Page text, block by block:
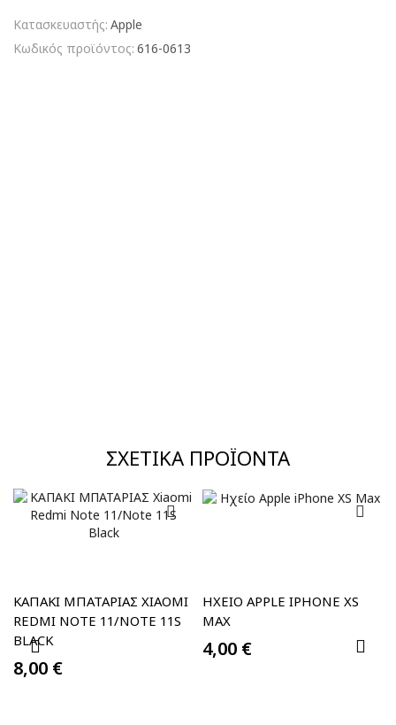
Κατασκευαστής: Apple
Κωδικός προϊόντος: 616-0613
ΣΧΕΤΙΚΆ ΠΡΟΪΌΝΤΑ
ΚΑΠΑΚΙ ΜΠΑΤΑΡΙΑΣ XIAOMI
REDMI NOTE 11/NOTE 11S
BLACK
8,00 €
ΗΧΕΊΟ APPLE IPHONE XS
MAX
4,00 €